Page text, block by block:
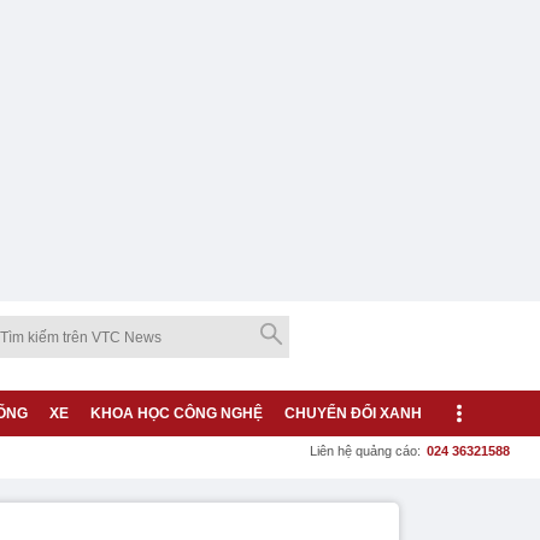
XE KHOA HỌC CÔNG NGHỆ CHUYỂN ĐỔI XANH
Liên hệ quảng cáo: 024 36321588